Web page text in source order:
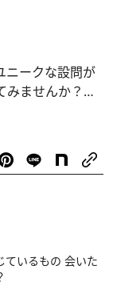
ニークな設問が
みませんか？
でも気づかな
ているもの 会いた